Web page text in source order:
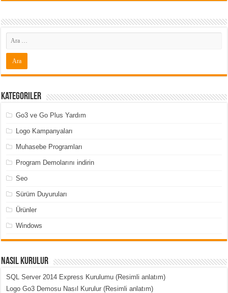
Kategoriler
Go3 ve Go Plus Yardım
Logo Kampanyaları
Muhasebe Programları
Program Demolarını indirin
Seo
Sürüm Duyuruları
Ürünler
Windows
Nasıl Kurulur
SQL Server 2014 Express Kurulumu (Resimli anlatım)
Logo Go3 Demosu Nasıl Kurulur (Resimli anlatım)